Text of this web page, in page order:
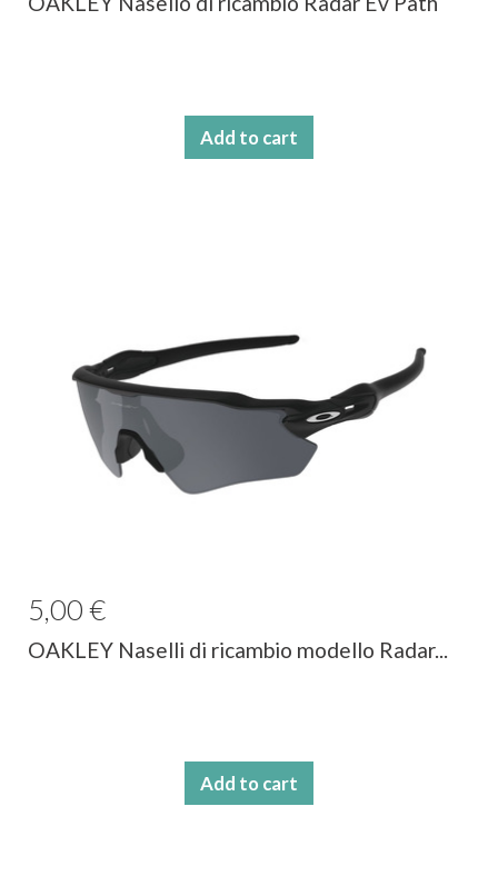
Add to cart
5,00 €
OAKLEY Naselli di ricambio modello Radar...
Add to cart